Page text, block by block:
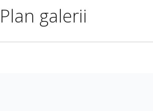
Plan galerii